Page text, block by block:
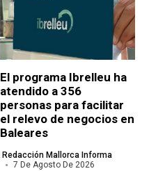
El programa Ibrelleu ha
atendido a 356
personas para facilitar
el relevo de negocios en
Baleares
Redacción Mallorca Informa
7 De Agosto De 2026